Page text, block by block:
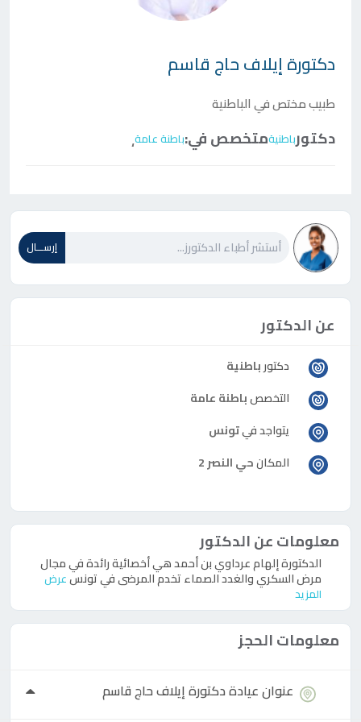
دكتورةإيلاف حاج قاسم
طبيب مختص في الباطنية
دكتورباطنيةمتخصص في:باطنة عامة،
إرســـال
عن الدكتور
دكتورباطنية
التخصصباطنة عامة
يتواجد فيتونس
المكانحي النصر 2
معلومات عن الدكتور
الدكتورة إلهام عرداوي بن أحمد هي أخصائية رائدة في مجال
مرض السكري والغدد الصماء تخدم المرضى في تونسعرض
المزيد
معلومات الحجز
عنوان عيادةدكتورةإيلاف حاج قاسم